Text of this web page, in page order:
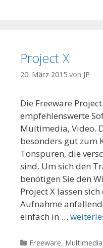
Project X
20. März 2015 von JP
Die Freeware
empfehlenswerte
Multimedia, Video.
besonders gut zum
Tonspuren, die
sind. Um sich den
benötigen Sie den
Project X lassen
Aufnahme
einfach in …
Kategorien
Freeware, Multimedia